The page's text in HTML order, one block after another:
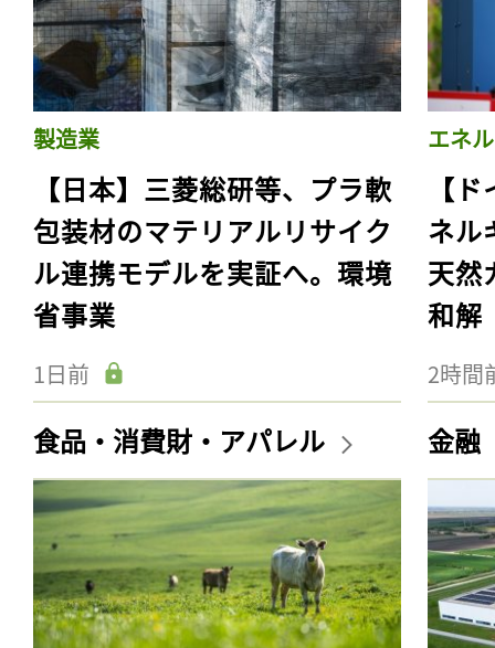
製造業
【日本】三菱総研等、プラ軟
包装材のマテリアルリサイク
ル連携モデルを実証へ。環境
省事業
1日前
エネ
【
ネル
天然
和解
2時間
食品・消費財・アパレル 金融